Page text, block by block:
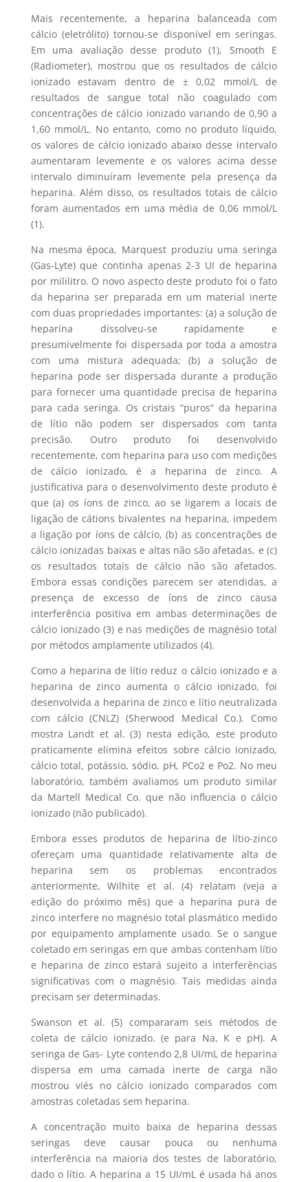
Mais recentemente, a heparina balanceada com
cálcio (eletrólito) tornou-se disponível em seringas.
Em uma avaliação desse produto (1), Smooth E
(Radiometer), mostrou que os resultados de cálcio
ionizado estavam dentro de ± 0,02 mmol/L de
resultados de sangue total não coagulado com
concentrações de cálcio ionizado variando de 0,90 a
1,60 mmol/L. No entanto, como no produto líquido,
os valores de cálcio ionizado abaixo desse intervalo
aumentaram levemente e os valores acima desse
intervalo diminuíram levemente pela presença da
heparina. Além disso, os resultados totais de cálcio
foram aumentados em uma média de 0,06 mmol/L
(1).
Na mesma época, Marquest produziu uma seringa
(Gas-Lyte) que continha apenas 2-3 UI de heparina
por mililitro. O novo aspecto deste produto foi o fato
da heparina ser preparada em um material inerte
com duas propriedades importantes: (a) a solução de
heparina dissolveu-se rapidamente e
presumivelmente foi dispersada por toda a amostra
com uma mistura adequada; (b) a solução de
heparina pode ser dispersada durante a produção
para fornecer uma quantidade precisa de heparina
para cada seringa. Os cristais “puros” da heparina
de lítio não podem ser dispersados com tanta
precisão. Outro produto foi desenvolvido
recentemente, com heparina para uso com medições
de cálcio ionizado, é a heparina de zinco. A
justificativa para o desenvolvimento deste produto é
que (a) os íons de zinco, ao se ligarem a locais de
ligação de cátions bivalentes na heparina, impedem
a ligação por íons de cálcio, (b) as concentrações de
cálcio ionizadas baixas e altas não são afetadas, e (c)
os resultados totais de cálcio não são afetados.
Embora essas condições parecem ser atendidas, a
presença de excesso de íons de zinco causa
interferência positiva em ambas determinações de
cálcio ionizado (3) e nas medições de magnésio total
por métodos amplamente utilizados (4).
Como a heparina de lítio reduz o cálcio ionizado e a
heparina de zinco aumenta o cálcio ionizado, foi
desenvolvida a heparina de zinco e lítio neutralizada
com cálcio (CNLZ) (Sherwood Medical Co.). Como
mostra Landt et al. (3) nesta edição, este produto
praticamente elimina efeitos sobre cálcio ionizado,
cálcio total, potássio, sódio, pH, PCo2 e Po2. No meu
laboratório, também avaliamos um produto similar
da Martell Medical Co. que não influencia o cálcio
ionizado (não publicado).
Embora esses produtos de heparina de lítio-zinco
ofereçam uma quantidade relativamente alta de
heparina sem os problemas encontrados
anteriormente, Wilhite et al. (4) relatam (veja a
edição do próximo mês) que a heparina pura de
zinco interfere no magnésio total plasmático medido
por equipamento amplamente usado. Se o sangue
coletado em seringas em que ambas contenham lítio
e heparina de zinco estará sujeito a interferências
significativas com o magnésio. Tais medidas ainda
precisam ser determinadas.
Swanson et al. (5) compararam seis métodos de
coleta de cálcio ionizado. (e para Na, K e pH). A
seringa de Gas- Lyte contendo 2,8 UI/mL de heparina
dispersa em uma camada inerte de carga não
mostrou viés no cálcio ionizado comparados com
amostras coletadas sem heparina.
A concentração muito baixa de heparina dessas
seringas deve causar pouca ou nenhuma
interferência na maioria dos testes de laboratório,
dado o lítio. A heparina a 15 UI/mL é usada há anos